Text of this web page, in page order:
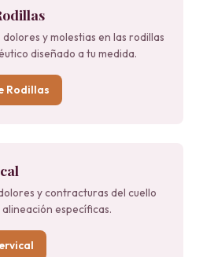
y molestias en las rodillas
diseñado a tu medida.
Rodillas
y contracturas del cuello
específicas.